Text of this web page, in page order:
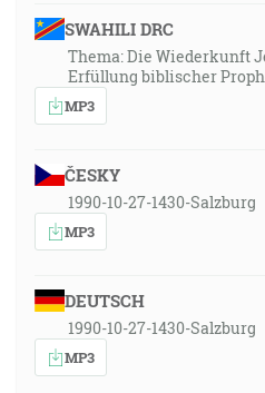
SWAHILI DRC
Thema: Die Wiederkunft
Erfüllung biblischer
MP3
ČESKY
1990-10-27-1430-Salzburg
MP3
DEUTSCH
1990-10-27-1430-Salzburg
MP3